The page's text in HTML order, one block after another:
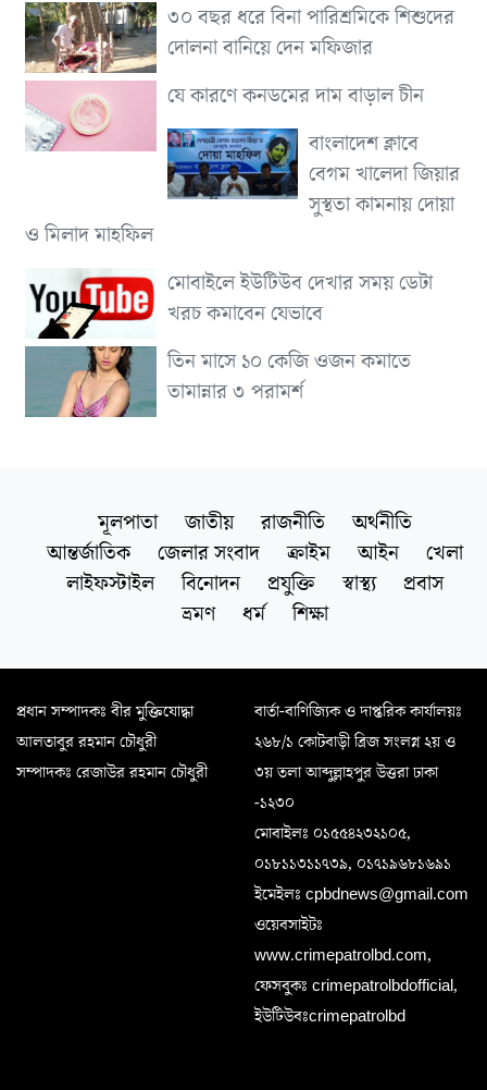
৩০ বছর ধরে বিনা পারিশ্রমিকে শিশুদের
দোলনা বানিয়ে দেন মফিজার
যে কারণে কনডমের দাম বাড়াল চীন
বাংলাদেশ ক্লাবে
বেগম খালেদা জিয়ার
সুস্থতা কামনায় দোয়া
ও মিলাদ মাহফিল
মোবাইলে ইউটিউব দেখার সময় ডেটা
খরচ কমাবেন যেভাবে
তিন মাসে ১০ কেজি ওজন কমাতে
তামান্নার ৩ পরামর্শ
মূলপাতা জাতীয় রাজনীতি
অর্থনীতি
আন্তর্জাতিক
জেলার সংবাদ ক্রাইম আইন
খেলা
লাইফস্টাইল
বিনোদন প্রযুক্তি স্বাস্থ্য
প্রবাস
ভ্রমণ
ধর্ম শিক্ষা
প্রধান সম্পাদকঃ বীর মুক্তিযোদ্ধা
আলতাবুর রহমান চৌধুরী
সম্পাদকঃ রেজাউর রহমান চৌধুরী
বার্তা-বাণিজ্যিক ও দাপ্তরিক কার্যালয়ঃ
২৬৮/১ কোটবাড়ী ব্রিজ সংলগ্ন ২য় ও
৩য় তলা আব্দুল্লাহপুর উত্তরা ঢাকা
-১২৩০
মোবাইলঃ ০১৫৫৪২৩২১০৫,
০১৮১১৩১১৭৩৯, ০১৭১৯৬৮১৬৯১
ইমেইলঃ cpbdnews@gmail.com
ওয়েবসাইটঃ
www.crimepatrolbd.com,
ফেসবুকঃ crimepatrolbdofficial,
ইউটিউবঃcrimepatrolbd